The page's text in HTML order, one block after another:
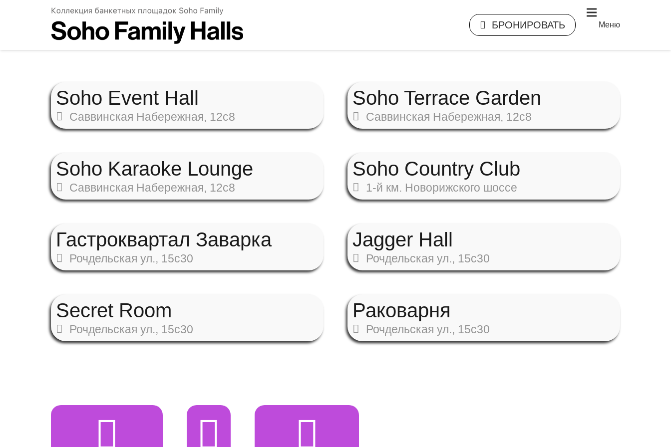
БРОНИРОВАТЬ Меню
Soho Event Hall
Саввинская Набережная, 12с8
Soho Terrace Garden
Саввинская Набережная, 12с8
Soho Karaoke Lounge
Саввинская Набережная, 12с8
Soho Country Club
1-й км. Новорижского шоссе
Гастроквартал Заварка
Рочдельская ул., 15с30
Jagger Hall
Рочдельская ул., 15с30
Secret Room
Рочдельская ул., 15с30
Раковарня
Рочдельская ул., 15с30